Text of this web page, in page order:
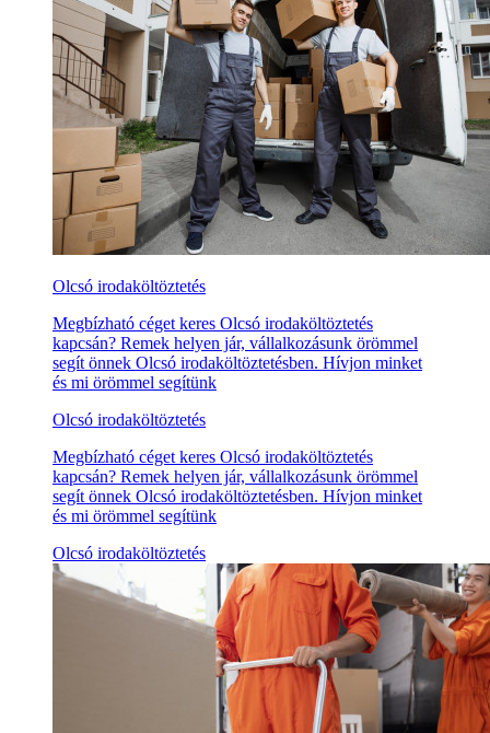
Olcsó irodaköltöztetés
Megbízható céget keres Olcsó irodaköltöztetés
kapcsán? Remek helyen jár, vállalkozásunk örömmel
segít önnek Olcsó irodaköltöztetésben. Hívjon minket
és mi örömmel segítünk
Olcsó irodaköltöztetés
Megbízható céget keres Olcsó irodaköltöztetés
kapcsán? Remek helyen jár, vállalkozásunk örömmel
segít önnek Olcsó irodaköltöztetésben. Hívjon minket
és mi örömmel segítünk
Olcsó irodaköltöztetés